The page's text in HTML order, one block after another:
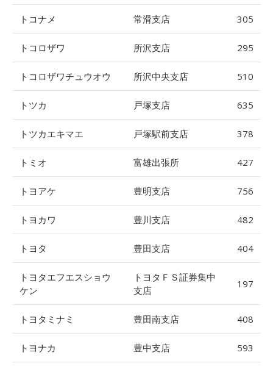
トコナメ 常滑支店 305
トコロザワ 所沢支店 295
トコロザワチュウオウ 所沢中央支店 510
トツカ 戸塚支店 635
トツカエキマエ 戸塚駅前支店 378
トミオ 富雄出張所 427
トヨアケ 豊明支店 756
トヨカワ 豊川支店 482
トヨタ 豊田支店 404
トヨタエフエスショウ
ケン
トヨタＦＳ証券集中
支店
197
トヨタミナミ 豊田南支店 408
トヨナカ 豊中支店 593